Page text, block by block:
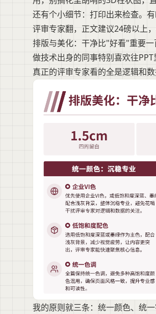
还有个小细节：打印出来检查。
评审专家翻，正文建议24磅以上
排版与美化：干净比"好看"重要一
做技术出身的同事特别喜欢往
真正的评审专家看的全是逻辑和
我的原则就三条：统一颜色、统